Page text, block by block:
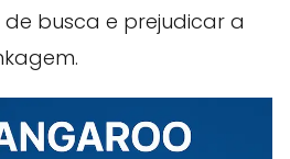
busca e prejudicar a